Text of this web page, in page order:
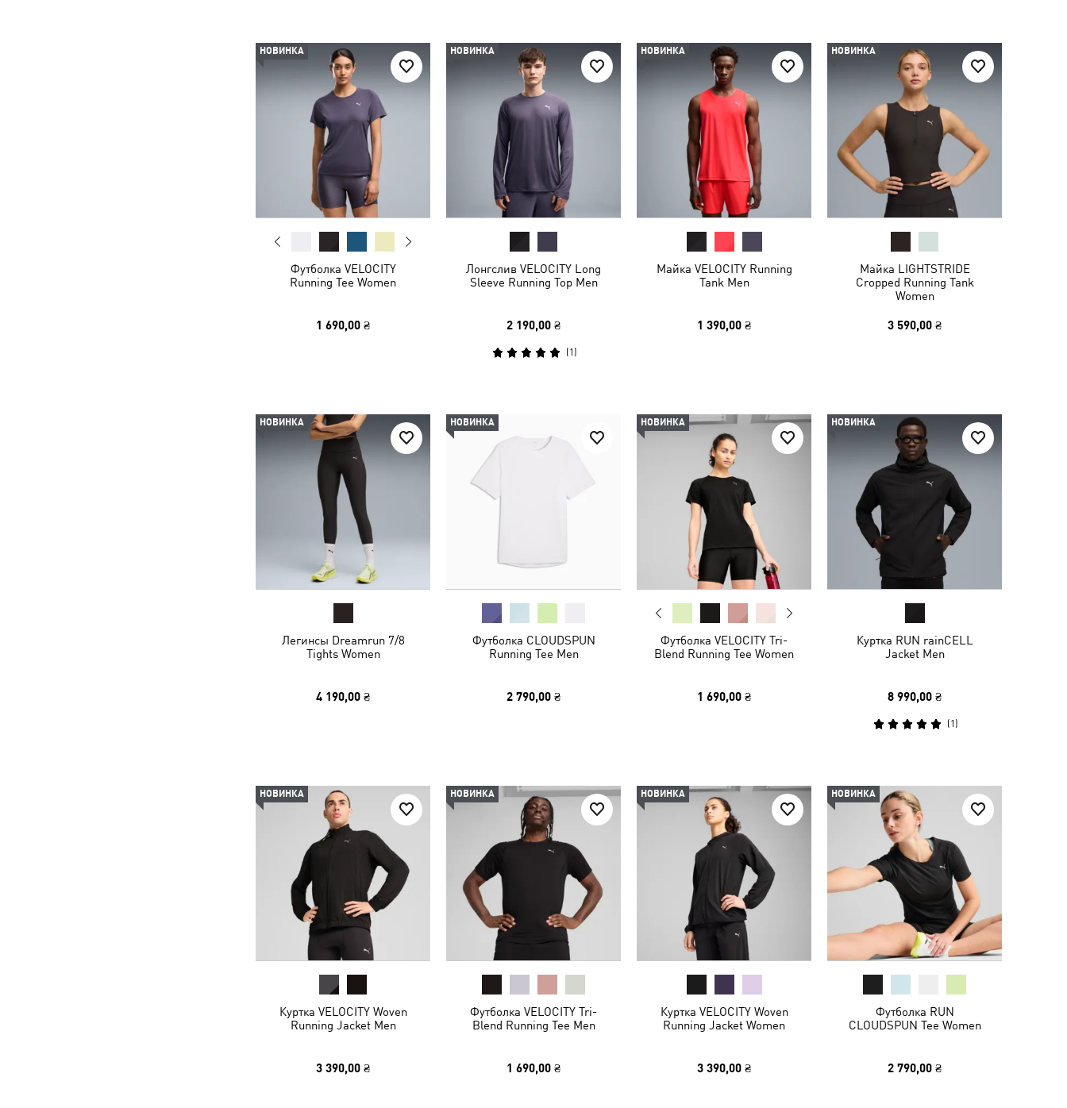
НОВИНКА
Футболка VELOCITY
Running Tee Women
1 690,00 ₴
НОВИНКА
Лонгслив VELOCITY Long
Sleeve Running Top Men
2 190,00 ₴
(1 )
НОВИНКА
Майка VELOCITY Running
Tank Men
1 390,00 ₴
НОВИНКА
Майка LIGHTSTRIDE
Cropped Running Tank
Women
3 590,00 ₴
НОВИНКА
Легинсы Dreamrun 7/8
Tights Women
4 190,00 ₴
НОВИНКА
Футболка CLOUDSPUN
Running Tee Men
2 790,00 ₴
НОВИНКА
Футболка VELOCITY Tri-
Blend Running Tee Women
1 690,00 ₴
НОВИНКА
Куртка RUN rainCELL
Jacket Men
8 990,00 ₴
(1 )
НОВИНКА
Куртка VELOCITY Woven
Running Jacket Men
3 390,00 ₴
НОВИНКА
Футболка VELOCITY Tri-
Blend Running Tee Men
1 690,00 ₴
НОВИНКА
Куртка VELOCITY Woven
Running Jacket Women
3 390,00 ₴
НОВИНКА
Футболка RUN
CLOUDSPUN Tee Women
2 790,00 ₴